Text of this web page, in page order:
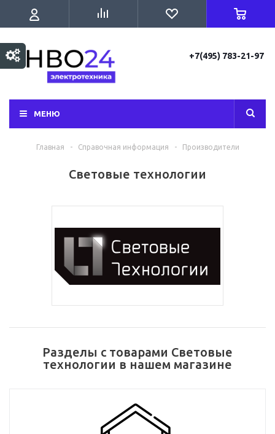
+7(495) 783-21-97
МЕНЮ
Главная - Справочная информация - Производители
Световые технологии
Разделы с товарами Световые
технологии в нашем магазине